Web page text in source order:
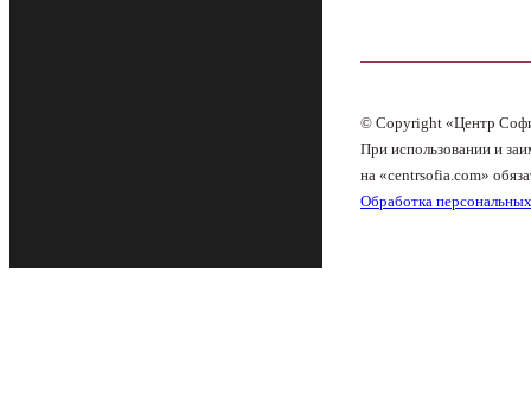
© Copyright «Центр
При использовании и
на «centrsofia.com»
Обработка